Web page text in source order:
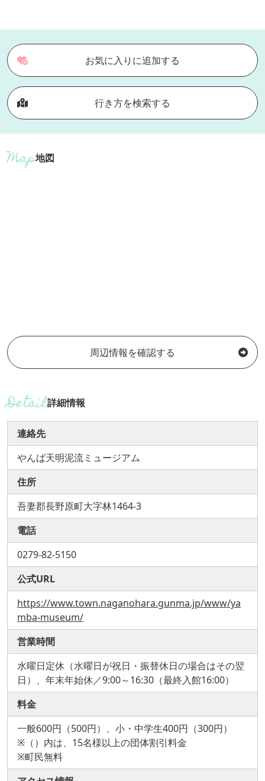
お気に入りに追加する
行き方を検索する
地図
周辺情報を確認する
詳細情報
連絡先
やんば天明泥流ミュージアム
住所
吾妻郡長野原町大字林1464-3
電話
0279-82-5150
公式URL
https://www.town.naganohara.gunma.jp/www/ya
mba-museum/
営業時間
水曜日定休（水曜日が祝日・振替休日の場合はその翌
日）、年末年始休／9:00～16:30（最終入館16:00）
料金
一般600円（500円）、小・中学生400円（300円）
※（）内は、15名様以上の団体割引料金
※町民無料